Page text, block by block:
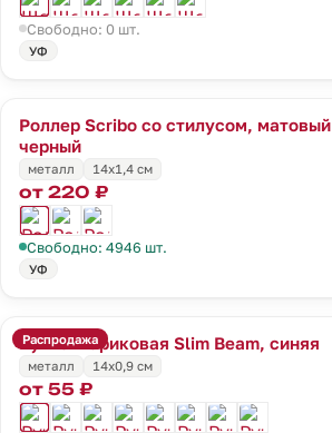
Свободно: 0 шт.
УФ
Роллер Scribo со стилусом, матовый
черный
металл 14х1,4 см
от 220 ₽
Свободно: 4946 шт.
УФ
Распродажа
Ручка шариковая Slim Beam, синяя
металл
14х0,9 см
от 55 ₽